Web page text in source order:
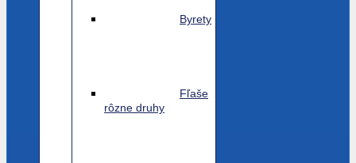
Byrety
Fľaše
rôzne druhy